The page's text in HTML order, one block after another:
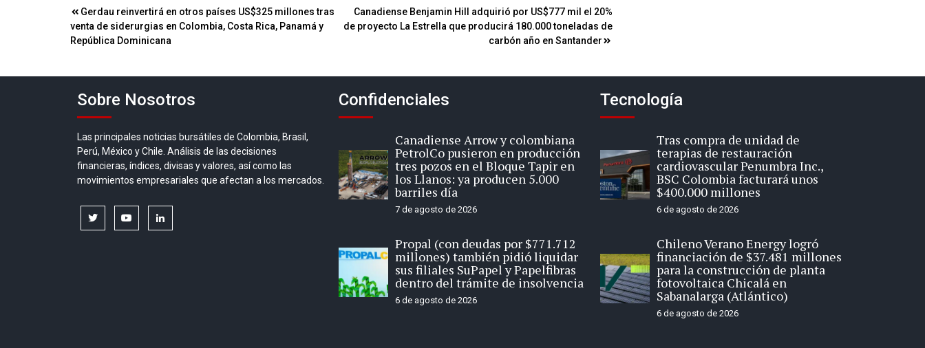
Navegación
de
Gerdau reinvertirá en otros países US$325 millones tras
venta de siderurgias en Colombia, Costa Rica, Panamá y
República Dominicana
Canadiense Benjamin Hill adquirió por US$777 mil el 20%
de proyecto La Estrella que producirá 180.000 toneladas de
carbón año en Santander
Sobre Nosotros
Las principales noticias bursátiles de Colombia, Brasil,
Perú, México y Chile. Análisis de las decisiones
financieras, índices, divisas y valores, así como las
movimientos empresariales que afectan a los mercados.
twitter youtubelinkedin
Confidenciales
Canadiense Arrow y colombiana
PetrolCo pusieron en producción
tres pozos en el Bloque Tapir en
los Llanos: ya producen 5.000
barriles día
7 de agosto de 2026
Propal (con deudas por $771.712
millones) también pidió liquidar
sus filiales SuPapel y Papelfibras
dentro del trámite de insolvencia
6 de agosto de 2026
Tecnología
Tras compra de unidad de
terapias de restauración
cardiovascular Penumbra Inc.,
BSC Colombia facturará unos
$400.000 millones
6 de agosto de 2026
Chileno Verano Energy logró
financiación de $37.481 millones
para la construcción de planta
fotovoltaica Chicalá en
Sabanalarga (Atlántico)
6 de agosto de 2026